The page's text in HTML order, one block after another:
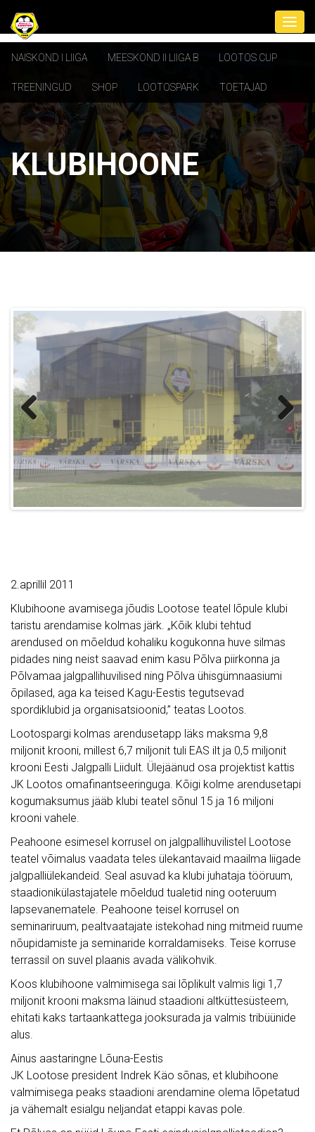
NAISKOND I LIIGA MEESKOND II LIIGA B LOOTOS CUP
TREENINGUD SHOP LOOTOSPARK TOETAJAD
KLUBIHOONE
Previous Next
Klubihoone avamisega jõudis Lootose teatel lõpule klubi
arendused on mõeldud kohaliku kogukonna huve silmas
pidades ning neist saavad enim kasu Põlva piirkonna ja
Põlvamaa jalgpallihuvilised ning Põlva ühisgümnaasiumi
õpilased, aga ka teised Kagu-Eestis tegutsevad
spordiklubid ja organisatsioonid,” teatas Lootos.
Lootospargi kolmas arendusetapp läks maksma 9,8
krooni Eesti Jalgpalli Liidult. Ülejäänud osa projektist kattis
JK Lootos omafinantseeringuga. Kõigi kolme arendusetapi
kogumaksumus jääb klubi teatel sõnul 15 ja 16 miljoni
Peahoone esimesel korrusel on jalgpallihuvilistel Lootose
jalgpalliülekandeid. Seal asuvad ka klubi juhataja tööruum,
lapsevanematele. Peahoone teisel korrusel on
seminariruum, pealtvaatajate istekohad ning mitmeid ruume
nõupidamiste ja seminaride korraldamiseks. Teise korruse
terrassil on suvel plaanis avada välikohvik.
Koos klubihoone valmimisega sai lõplikult valmis ligi 1,7
ehitati kaks tartaankattega jooksurada ja valmis tribüünide
alus.
Ainus aastaringne Lõuna-Eestis
valmimisega peaks staadioni arendamine olema lõpetatud
ja vähemalt esialgu neljandat etappi kavas pole.
Et Põlvas on nüüd Lõuna-Eesti esindusjalgpallistaadion?